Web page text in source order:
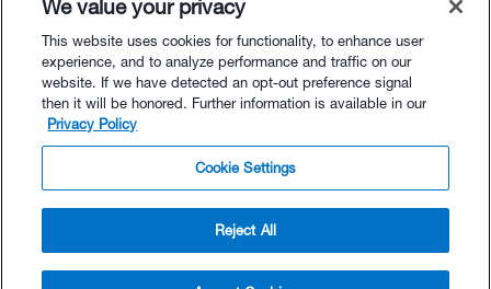
$59.50 - Buy Now
© TrainingPeaks, LLC
We value your privacy
This website uses cookies for functionality, to enhance user
experience, and to analyze performance and traffic on our
website. If we have detected an opt-out preference signal
then it will be honored. Further information is available in our
Privacy Policy
Cookie Settings
Reject All